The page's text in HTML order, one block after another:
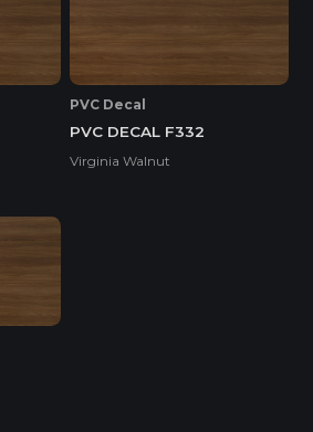
PVC Decal
PVC DECAL F332
Virginia Walnut